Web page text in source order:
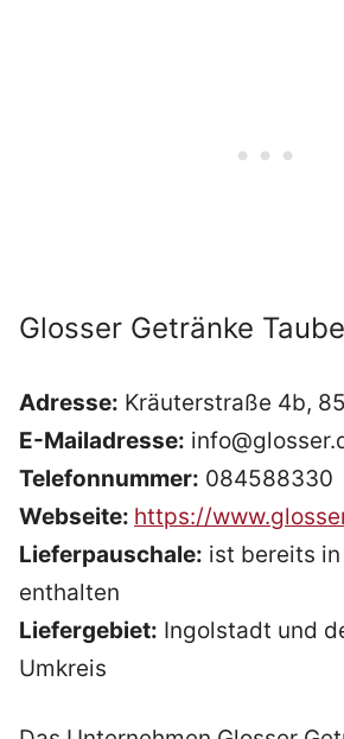
Glosser Getränke
Adresse: Kräuterstraße 4b,
E-Mailadresse:
Telefonnummer: 084588330
Webseite: https://
Lieferpauschale: ist bereits in
enthalten
Liefergebiet: Ingolstadt und
Umkreis